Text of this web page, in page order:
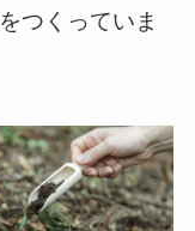
つくっていま